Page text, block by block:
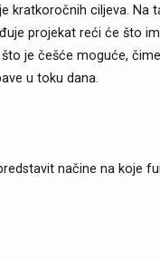
kratkoročnih ciljeva. Na
projekat reći će što
je češće moguće,
u toku dana.
načine na koje